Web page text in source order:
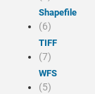
Shapefile
(6)
TIFF
(7)
WFS
(5)